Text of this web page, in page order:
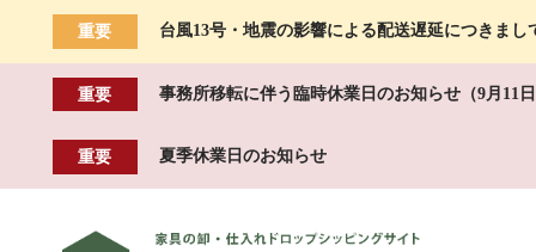
重要 台風13号・地震の影響による配送遅延につきまし
重要 事務所移転に伴う臨時休業日のお知らせ（9月11
重要 夏季休業日のお知らせ